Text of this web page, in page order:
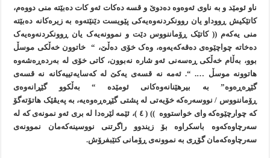
ناو ئومێد و بە ناوی ئەوەوە دەدوێ و قسە دەکات ئەو کات دەبێتە منی دووەم،
کاتێکيش ڕووداو يان روونکردنەوەيەکی پێويست دێنێتەوە بە زيرەکانە دەبێتە
منی يەکەم (( کاتێک ڕۆماننووس دێت و نموونەيەک يان ڕوونکردنەوەيەک
دەخاتە چواچێوەی دەقەکەيەوە، وەک خۆی دەڵێ، “ خاتوون خەڵکی موسڵ
بوو، بەڵام خەڵکی ڕەسەنی ئەو شارە نەبوون، کاتی خۆی لە بەردەڕەشەوە
هاتوونە موسڵ …. “. ئەمە نە قسەی يەکێ لە کەسايەتييەکانە نە قسەی
گێڕەڕەوە” بە بيرهێنانەوەکانی ئومێدە “ بەڵکوو گێڕانەوەی
ڕۆماننووس / نووسەرەکە خۆيەتی لە پشتی گێڕەڕەوەيە، بە پەيڤێک هاتۆتەگۆ
کە چوارچێوەکە وای خواستووە )) ( ٤ )، ئێمە لێرەدا لە بری ئەو نمونەی کە لە
سەرچاوەکەوە باسکراوە بۆ زيندوو راگرتنی نووسينەکەمان نموونەی
سەرچاوەکەمان گۆڕی بە نموونەی ڕۆمانی کتێبفرۆش.